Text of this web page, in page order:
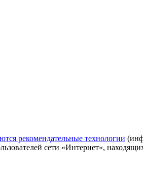
рекомендательные технологии
сети «Интернет»,